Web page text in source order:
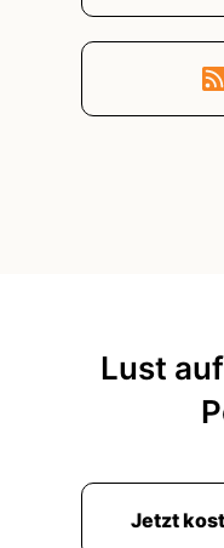
Lust
Jetzt